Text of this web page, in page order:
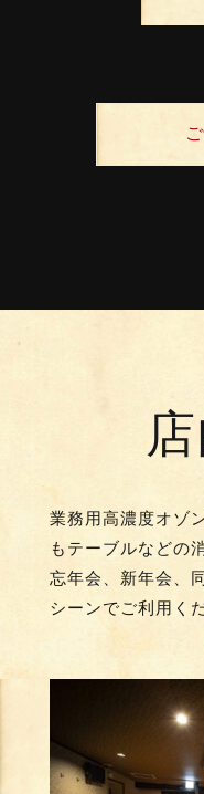
業務用高濃度オゾ
もテーブルなどの
忘年会、新年会、
シーンでご利用く